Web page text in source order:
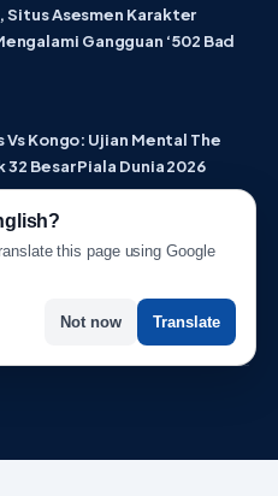
Situs Asesmen Karakter
Gangguan ‘502 Bad
Kongo: Ujian Mental The
Besar Piala Dunia 2026
HP
this page using Google
Not now Translate